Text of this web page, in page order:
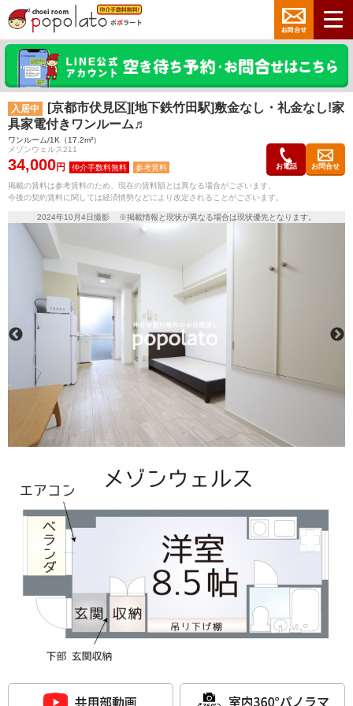
入居中
[京都市伏見区][地下鉄竹田駅]敷金なし・礼金なし!家
具家電付きワンルーム♬
ワンルーム/1K（17.2m²）
メゾンウェルス211
34,000円 参考賃料 お電話 お問合せ
掲載の賃料は参考賃料のため、現在の賃料額とは異なる場合がございます。
今後の契約賃料に関しては経済情勢などにより改定されることがございます。
2024年10月4日撮影 ※掲載情報と現状が異なる場合は現状優先となります。